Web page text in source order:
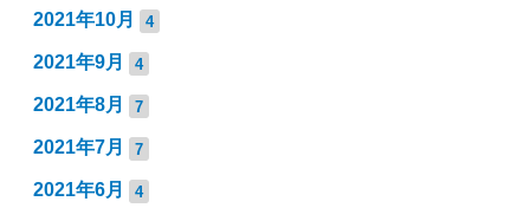
2021年10月 4
2021年9月 4
2021年8月 7
2021年7月 7
2021年6月 4